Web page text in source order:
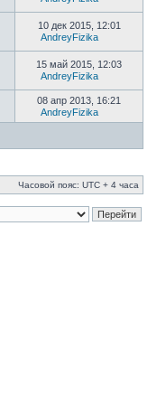
10 дек 2015, 12:01
AndreyFizika
15 май 2015, 12:03
AndreyFizika
08 апр 2013, 16:21
AndreyFizika
Часовой пояс: UTC + 4 часа